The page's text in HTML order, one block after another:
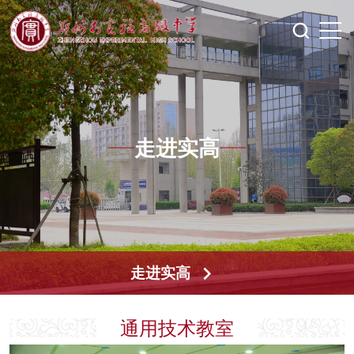
走进实高
走进实高
通用技术教室